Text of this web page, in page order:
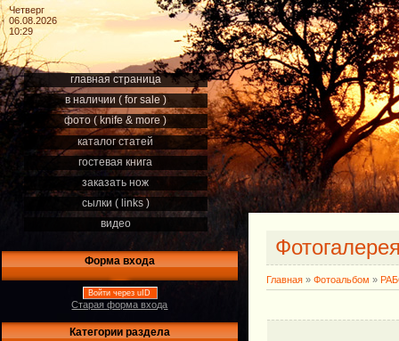
Четверг
06.08.2026
10:29
главная страница
в наличии ( for sale )
фото ( knife & more )
каталог статей
гостевая книга
заказать нож
сылки ( links )
видео
Форма входа
Войти через uID
Старая форма входа
Категории раздела
Главная » Фотоальбом »